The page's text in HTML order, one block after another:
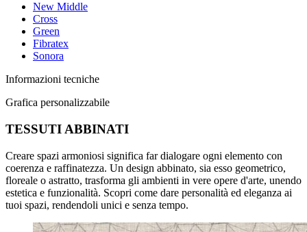
New Middle
Cross
Green
Fibratex
Sonora
Informazioni tecniche
Grafica personalizzabile
TESSUTI ABBINATI
Creare spazi armoniosi significa far dialogare ogni elemento con
coerenza e raffinatezza. Un design abbinato, sia esso geometrico,
floreale o astratto, trasforma gli ambienti in vere opere d'arte, unendo
estetica e funzionalità. Scopri come dare personalità ed eleganza ai
tuoi spazi, rendendoli unici e senza tempo.